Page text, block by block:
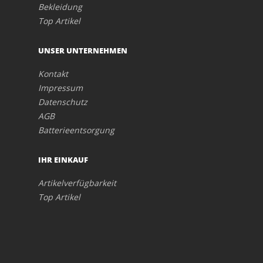
Bekleidung
Top Artikel
UNSER UNTERNEHMEN
Kontakt
Impressum
Datenschutz
AGB
Batterieentsorgung
IHR EINKAUF
Artikelverfügbarkeit
Top Artikel